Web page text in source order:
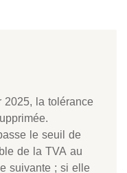
2025, la tolérance
le seuil de
de la TVA au
suivante ; si elle